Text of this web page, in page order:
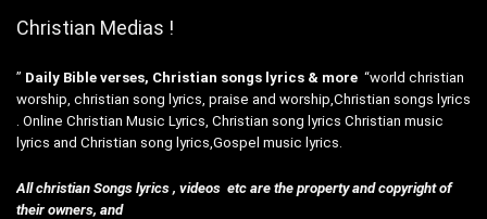
Christian Medias !
” Daily Bible verses, Christian songs lyrics & more “world christian
worship, christian song lyrics, praise and worship,Christian songs lyrics
. Online Christian Music Lyrics, Christian song lyrics Christian music
lyrics and Christian song lyrics,Gospel music lyrics.
All christian Songs lyrics , videos etc are the property and copyright of
their owners, and